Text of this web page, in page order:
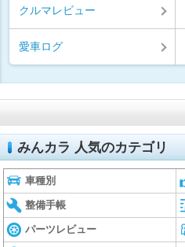
クルマレビュー
愛車ログ
みんカラ 人気のカテゴリ
車種別
整備手帳
パーツレビュー